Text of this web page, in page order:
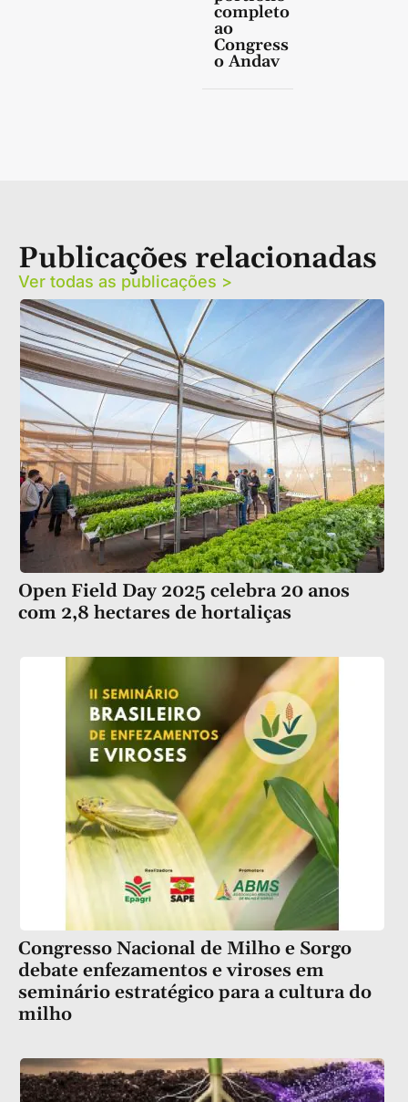
completo
ao
Congress
o Andav
Publicações relacionadas
Ver todas as publicações >
Open Field Day 2025 celebra 20 anos
com 2,8 hectares de hortaliças
Congresso Nacional de Milho e Sorgo
debate enfezamentos e viroses em
seminário estratégico para a cultura do
milho